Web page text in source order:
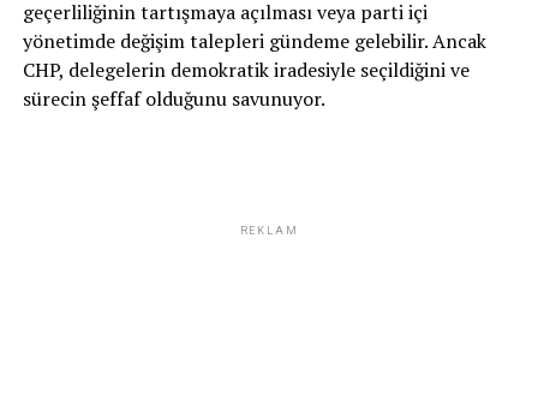
geçerliliğinin tartışmaya açılması veya parti içi
yönetimde değişim talepleri gündeme gelebilir. Ancak
CHP, delegelerin demokratik iradesiyle seçildiğini ve
sürecin şeffaf olduğunu savunuyor.
REKLAM